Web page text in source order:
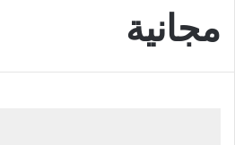
مجانية